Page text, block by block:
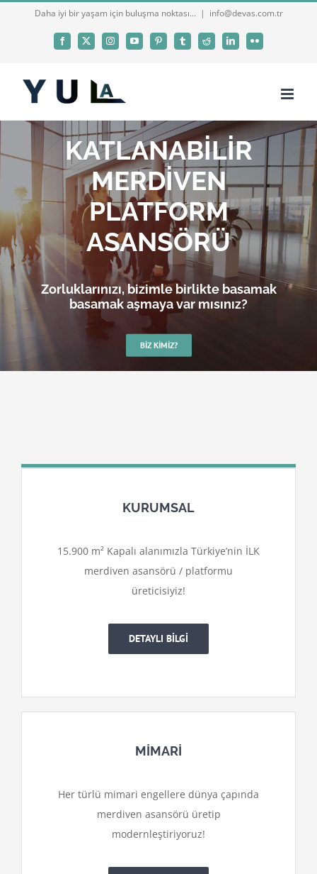
Daha iyi bir yaşam için buluşma noktası... | info@devas.com.tr
Facebook
X InstagramYouTubePinterestTumblrReddit LinkedInFlickr
KATLANABİLİR
MERDİVEN
PLATFORM
ASANSÖRÜ
Zorluklarınızı, bizimle birlikte basamak
basamak aşmaya var mısınız?
BIZ KIMIZ?
KURUMSAL
15.900 m² Kapalı alanımızla Türkiye’nin İLK
merdiven asansörü / platformu
üreticisiyiz!
DETAYLI BİLGİ
MİMARİ
Her türlü mimari engellere dünya çapında
merdiven asansörü üretip
modernleştiriyoruz!